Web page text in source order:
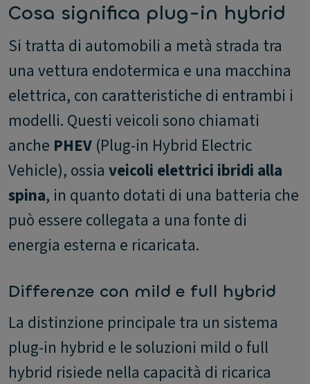
Cosa significa plug-in hybrid
Si tratta di automobili a metà strada tra
una vettura endotermica e una macchina
elettrica, con caratteristiche di entrambi i
modelli. Questi veicoli sono chiamati
anche PHEV (Plug-in Hybrid Electric
Vehicle), ossia veicoli elettrici ibridi alla
spina, in quanto dotati di una batteria che
può essere collegata a una fonte di
energia esterna e ricaricata.
Differenze con mild e full hybrid
La distinzione principale tra un sistema
plug-in hybrid e le soluzioni mild o full
hybrid risiede nella capacità di ricarica